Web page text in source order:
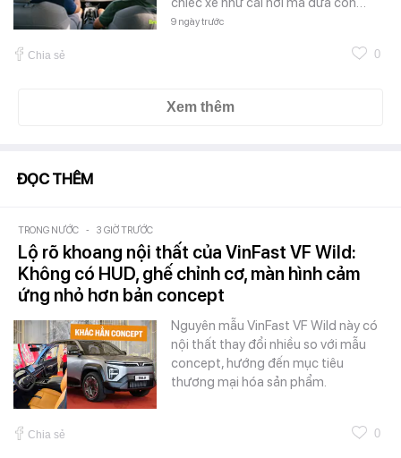
9 ngày trước
Chia sẻ 0
Xem thêm
ĐỌC THÊM
TRONG NƯỚC - 3 GIỜ TRƯỚC
Lộ rõ khoang nội thất của VinFast VF Wild:
Không có HUD, ghế chỉnh cơ, màn hình cảm
ứng nhỏ hơn bản concept
Nguyên mẫu VinFast VF Wild này có
nội thất thay đổi nhiều so với mẫu
concept, hướng đến mục tiêu
thương mại hóa sản phẩm.
Chia sẻ 0